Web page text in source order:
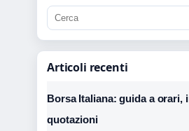
Articoli recenti
Borsa Italiana: guida a orari,
quotazioni